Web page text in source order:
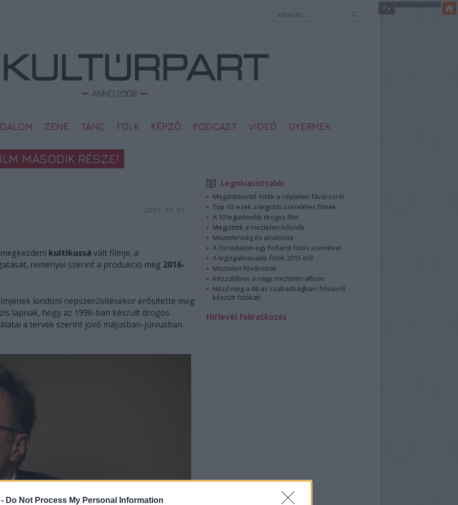
Do Not Process My Personal Information
ZENE TÁNC FOLK KÉPZŐ PODCAST VIDEÓ GYERMEK
MÁSODIK RÉSZE!
2015. 10. 01.
kultikussá vált filmje, a
reményei szerint a produkció még 2016-
londoni népszerűsítésekor erősítette meg
lapnak, hogy az 1996-ban készült drogos
a tervek szerint jövő májusban-júniusban
Legolvasottabb
Megdöbbentő fotók a néptelen fővárosról
Top 10: ezek a legjobb szerelmes filmek
A 10 legütősebb drogos film
Megjöttek a meztelen hősnők
Meztelenség és anatómia
A forradalom egy holland fotós szemével
A legizgalmasabb fotók 2015-ből
Meztelen fővárosiak
Készülőben a nagy meztelen album
Nézd meg a 48-as szabadságharc hőseiről
készült fotókat!
Hírlevél feliratkozás